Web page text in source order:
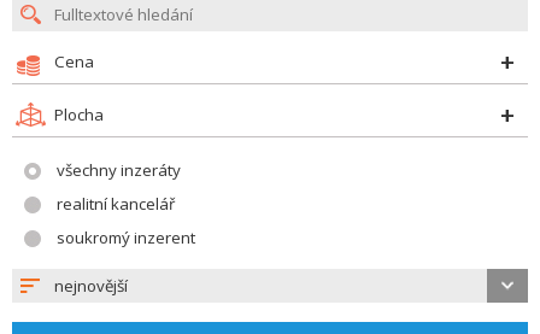
Cena
Plocha
všechny inzeráty
realitní kancelář
soukromý inzerent
nejnovější